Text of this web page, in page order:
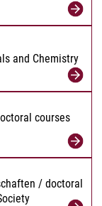
and Chemistry
courses
/ doctoral